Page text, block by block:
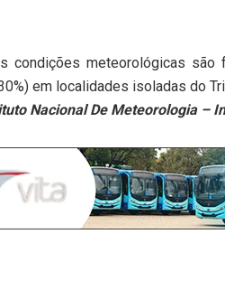
condições meteorológicas
em localidades isoladas do
Nacional De Meteorologia –